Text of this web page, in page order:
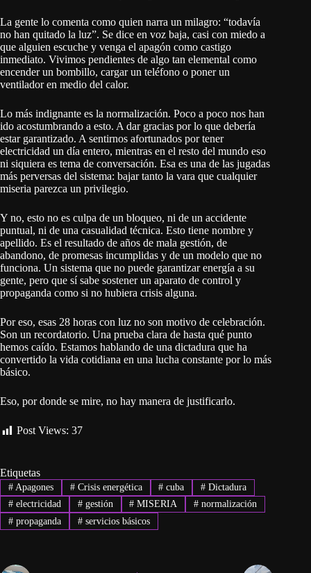
La gente lo comenta como quien narra un milagro: “todavía
no han quitado la luz”. Se dice en voz baja, casi con miedo a
que alguien escuche y venga el apagón como castigo
inmediato. Vivimos pendientes de algo tan elemental como
encender un bombillo, cargar un teléfono o poner un
ventilador en medio del calor.
Lo más indignante es la normalización. Poco a poco nos han
ido acostumbrando a esto. A dar gracias por lo que debería
estar garantizado. A sentirnos afortunados por tener
electricidad un día entero, mientras en el resto del mundo eso
ni siquiera es tema de conversación. Esa es una de las jugadas
más perversas del sistema: bajar tanto la vara que cualquier
miseria parezca un privilegio.
Y no, esto no es culpa de un bloqueo, ni de un accidente
puntual, ni de una casualidad técnica. Esto tiene nombre y
apellido. Es el resultado de años de mala gestión, de
abandono, de promesas incumplidas y de un modelo que no
funciona. Un sistema que no puede garantizar energía a su
gente, pero que sí sabe sostener un aparato de control y
propaganda como si no hubiera crisis alguna.
Por eso, esas 28 horas con luz no son motivo de celebración.
Son un recordatorio. Una prueba clara de hasta qué punto
hemos caído. Estamos hablando de una dictadura que ha
convertido la vida cotidiana en una lucha constante por lo más
básico.
Eso, por donde se mire, no hay manera de justificarlo.
Post Views: 37
Etiquetas
#Apagones #Crisis energética # cuba # Dictadura
#electricidad #gestión # MISERIA # normalización
#propaganda #servicios básicos